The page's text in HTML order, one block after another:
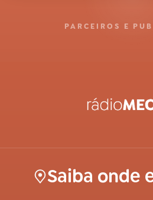
PARCEIROS E
Saiba onde